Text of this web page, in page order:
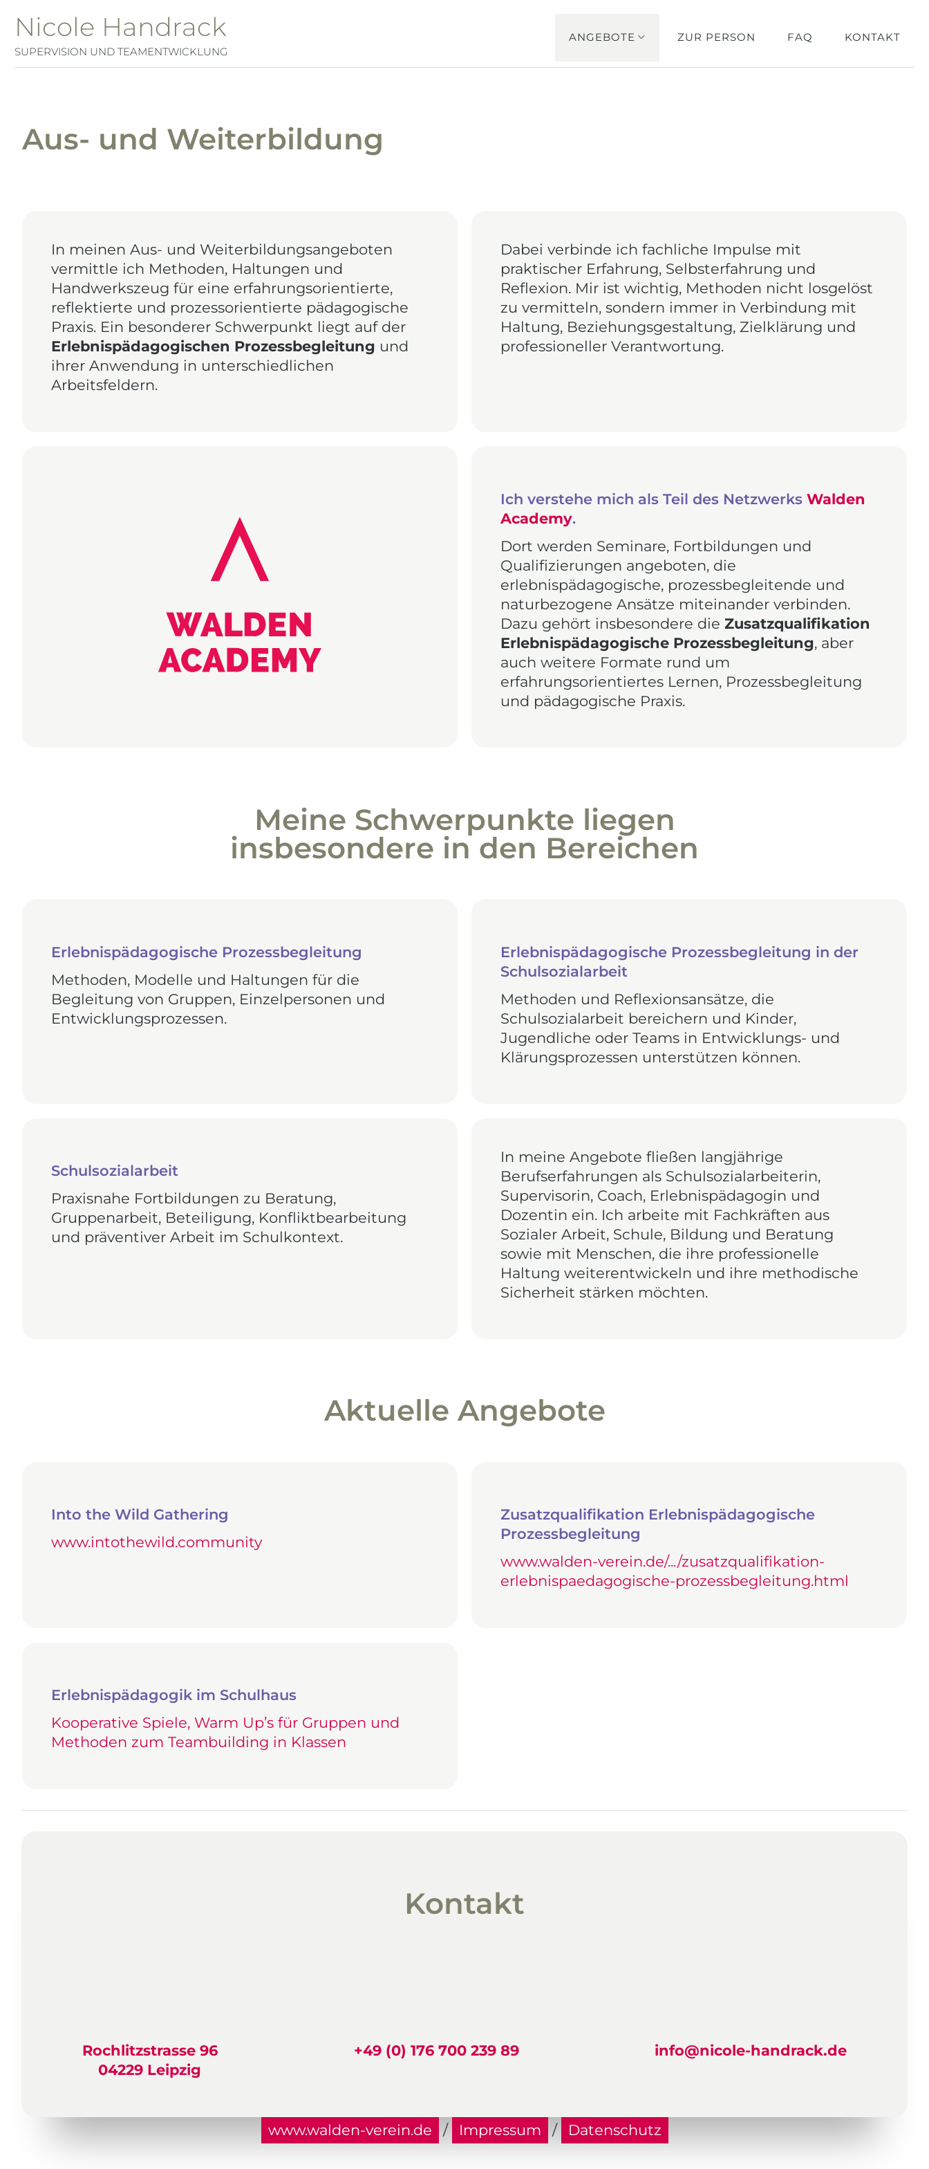
Nicole Handrack
SUPERVISION UND TEAMENTWICKLUNG
überspringen
ANGEBOTE ZUR PERSON FAQ KONTAKT
Aus- und Weiterbildung
In meinen Aus- und Weiterbildungsangeboten
vermittle ich Methoden, Haltungen und
Handwerkszeug für eine erfahrungsorientierte,
reflektierte und prozessorientierte pädagogische
Praxis. Ein besonderer Schwerpunkt liegt auf der
Erlebnispädagogischen Prozessbegleitung und
ihrer Anwendung in unterschiedlichen
Arbeitsfeldern.
Dabei verbinde ich fachliche Impulse mit
praktischer Erfahrung, Selbsterfahrung und
Reflexion. Mir ist wichtig, Methoden nicht losgelöst
zu vermitteln, sondern immer in Verbindung mit
Haltung, Beziehungsgestaltung, Zielklärung und
professioneller Verantwortung.
Ich verstehe mich als Teil des Netzwerks Walden
Academy.
Dort werden Seminare, Fortbildungen und
Qualifizierungen angeboten, die
erlebnispädagogische, prozessbegleitende und
naturbezogene Ansätze miteinander verbinden.
Dazu gehört insbesondere die Zusatzqualifikation
Erlebnispädagogische Prozessbegleitung, aber
auch weitere Formate rund um
erfahrungsorientiertes Lernen, Prozessbegleitung
und pädagogische Praxis.
Meine Schwerpunkte liegen
insbesondere in den Bereichen
Erlebnispädagogische Prozessbegleitung
Methoden, Modelle und Haltungen für die
Begleitung von Gruppen, Einzelpersonen und
Entwicklungsprozessen.
Erlebnispädagogische Prozessbegleitung in der
Schulsozialarbeit
Methoden und Reflexionsansätze, die
Schulsozialarbeit bereichern und Kinder,
Jugendliche oder Teams in Entwicklungs- und
Klärungsprozessen unterstützen können.
Schulsozialarbeit
Praxisnahe Fortbildungen zu Beratung,
Gruppenarbeit, Beteiligung, Konfliktbearbeitung
und präventiver Arbeit im Schulkontext.
In meine Angebote fließen langjährige
Berufserfahrungen als Schulsozialarbeiterin,
Supervisorin, Coach, Erlebnispädagogin und
Dozentin ein. Ich arbeite mit Fachkräften aus
Sozialer Arbeit, Schule, Bildung und Beratung
sowie mit Menschen, die ihre professionelle
Haltung weiterentwickeln und ihre methodische
Sicherheit stärken möchten.
Aktuelle Angebote
Into the Wild Gathering
www.intothewild.community
Zusatzqualifikation Erlebnispädagogische
Prozessbegleitung
www.walden-verein.de/.../zusatzqualifikation-
erlebnispaedagogische-prozessbegleitung.html
Erlebnispädagogik im Schulhaus
Kooperative Spiele, Warm Up’s für Gruppen und
Methoden zum Teambuilding in Klassen
Kontakt
Rochlitzstrasse 96
04229 Leipzig
+49 (0) 176 700 239 89 info@nicole-handrack.de
www.walden-verein.de / Impressum / Datenschutz